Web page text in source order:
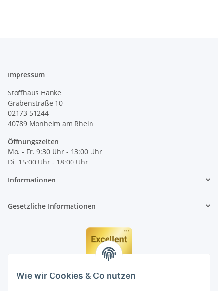
Wie wir Cookies & Co nutzen
Impressum
Stoffhaus Hanke
Grabenstraße 10
02173 51244
40789 Monheim am Rhein
Öffnungszeiten
Mo. - Fr. 9:30 Uhr - 13:00 Uhr
Di. 15:00 Uhr - 18:00 Uhr
Informationen
Gesetzliche Informationen